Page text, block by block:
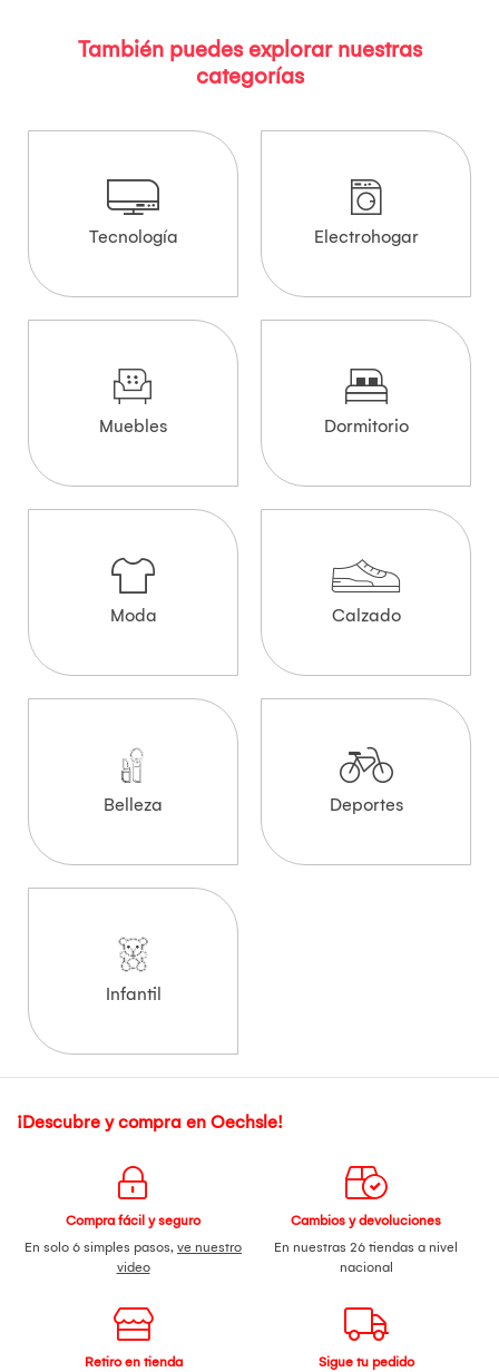
También puedes explorar nuestras
categorías
Tecnología Electrohogar
Muebles Dormitorio
Moda Calzado
Belleza Deportes
Infantil
¡Descubre y compra en Oechsle!
Compra fácil y seguro
En solo 6 simples pasos, ve nuestro
video
Cambios y devoluciones
En nuestras 26 tiendas a nivel
nacional
Retiro en tienda
Sigue tu pedido